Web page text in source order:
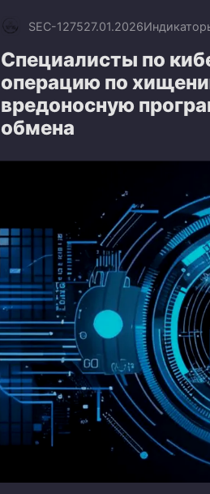
SEC-127527.01.2026
Специалисты по
операцию по
вредоносную
обмена